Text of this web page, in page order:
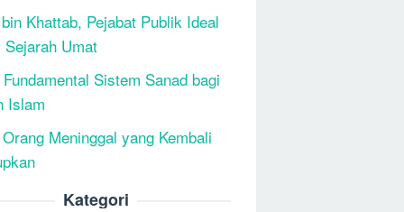
Khattab, Pejabat Publik Ideal
Sejarah Umat
Fundamental Sistem Sanad bagi
Islam
Meninggal yang Kembali
Kategori